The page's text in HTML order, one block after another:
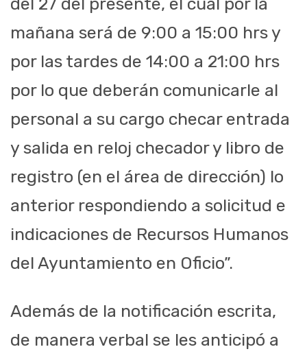
del 27 del presente, el cual por la
mañana será de 9:00 a 15:00 hrs y
por las tardes de 14:00 a 21:00 hrs
por lo que deberán comunicarle al
personal a su cargo checar entrada
y salida en reloj checador y libro de
registro (en el área de dirección) lo
anterior respondiendo a solicitud e
indicaciones de Recursos Humanos
del Ayuntamiento en Oficio”.
Además de la notificación escrita,
de manera verbal se les anticipó a